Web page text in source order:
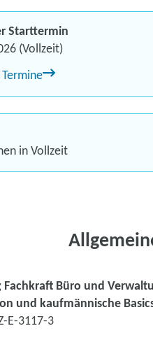
Starttermin
(Vollzeit)
in Vollzeit
Büro und
und kaufmännische
E-3117-3